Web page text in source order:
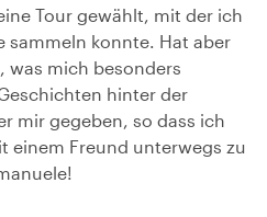
Tour gewählt, mit der ich
sammeln konnte. Hat aber
was mich besonders
hinter der
mir gegeben, so dass ich
einem Freund unterwegs zu